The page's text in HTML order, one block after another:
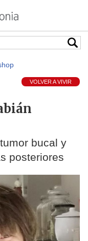
VOLVER A VIVIR
bucal y
posteriores